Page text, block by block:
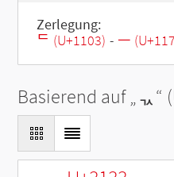
Zerlegung:
ᄃ (U+1103) - ᅳ
Basierend auf „ᆪ“